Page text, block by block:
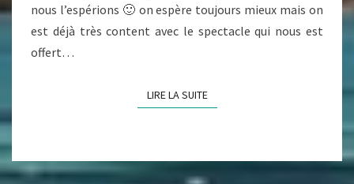
nous l’espérions 🙂 on espère toujours mieux mais on
est déjà très content avec le spectacle qui nous est
offert…
LIRE LA SUITELIRE LA SUITE